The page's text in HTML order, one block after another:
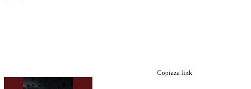
Copiaza link